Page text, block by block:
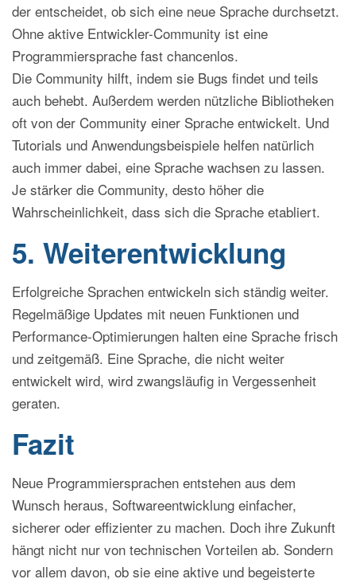
der entscheidet, ob sich eine neue Sprache durchsetzt.
Ohne aktive Entwickler-Community ist eine
Programmiersprache fast chancenlos.
Die Community hilft, indem sie Bugs findet und teils
auch behebt. Außerdem werden nützliche Bibliotheken
oft von der Community einer Sprache entwickelt. Und
Tutorials und Anwendungsbeispiele helfen natürlich
auch immer dabei, eine Sprache wachsen zu lassen.
Je stärker die Community, desto höher die
Wahrscheinlichkeit, dass sich die Sprache etabliert.
5. Weiterentwicklung
Erfolgreiche Sprachen entwickeln sich ständig weiter.
Regelmäßige Updates mit neuen Funktionen und
Performance-Optimierungen halten eine Sprache frisch
und zeitgemäß. Eine Sprache, die nicht weiter
entwickelt wird, wird zwangsläufig in Vergessenheit
geraten.
Fazit
Neue Programmiersprachen entstehen aus dem
Wunsch heraus, Softwareentwicklung einfacher,
sicherer oder effizienter zu machen. Doch ihre Zukunft
hängt nicht nur von technischen Vorteilen ab. Sondern
vor allem davon, ob sie eine aktive und begeisterte